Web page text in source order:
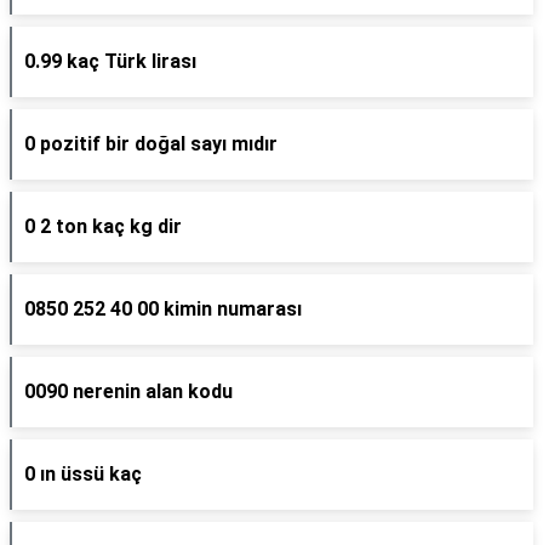
0.99 kaç Türk lirası
0 pozitif bir doğal sayı mıdır
0 2 ton kaç kg dir
0850 252 40 00 kimin numarası
0090 nerenin alan kodu
0 ın üssü kaç